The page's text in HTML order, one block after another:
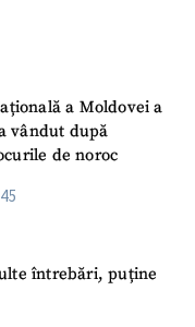
a Moldovei a
vândut după
de noroc
întrebări, puține